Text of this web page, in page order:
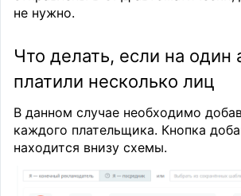
не нужно.
Что делать, если на один
платили несколько лиц
В данном случае необходимо
каждого плательщика. Кнопка
находится внизу схемы.